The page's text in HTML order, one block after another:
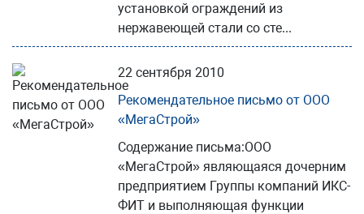
установкой ограждений из
нержавеющей стали со сте...
22 сентября 2010
Рекомендательное письмо от ООО
«МегаСтрой»
Содержание письма:ООО
«МегаСтрой» являющаяся дочерним
предприятием Группы компаний ИКС-
ФИТ и выполняющая функции